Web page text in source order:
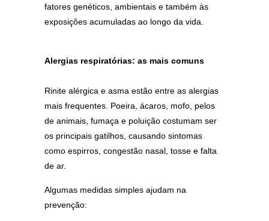
fatores genéticos, ambientais e também às
exposições acumuladas ao longo da vida.
Alergias respiratórias: as mais comuns
Rinite alérgica e asma estão entre as alergias
mais frequentes. Poeira, ácaros, mofo, pelos
de animais, fumaça e poluição costumam ser
os principais gatilhos, causando sintomas
como espirros, congestão nasal, tosse e falta
de ar.
Algumas medidas simples ajudam na
prevenção: